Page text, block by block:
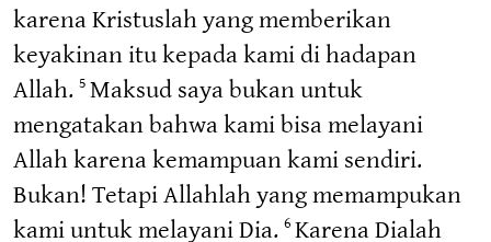
karena Kristuslah yang memberikan
keyakinan itu kepada kami di hadapan
Allah. 5 Maksud saya bukan untuk
mengatakan bahwa kami bisa melayani
Allah karena kemampuan kami sendiri.
Bukan! Tetapi Allahlah yang memampukan
kami untuk melayani Dia. 6 Karena Dialah